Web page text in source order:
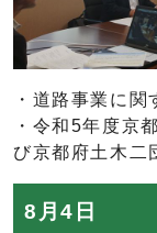
・道路事業に
・令和5年度京
び京都府土木二
8月4日